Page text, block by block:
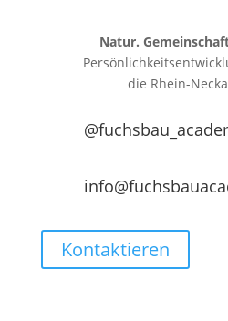
Natur.
die Rhein-
Kontaktieren